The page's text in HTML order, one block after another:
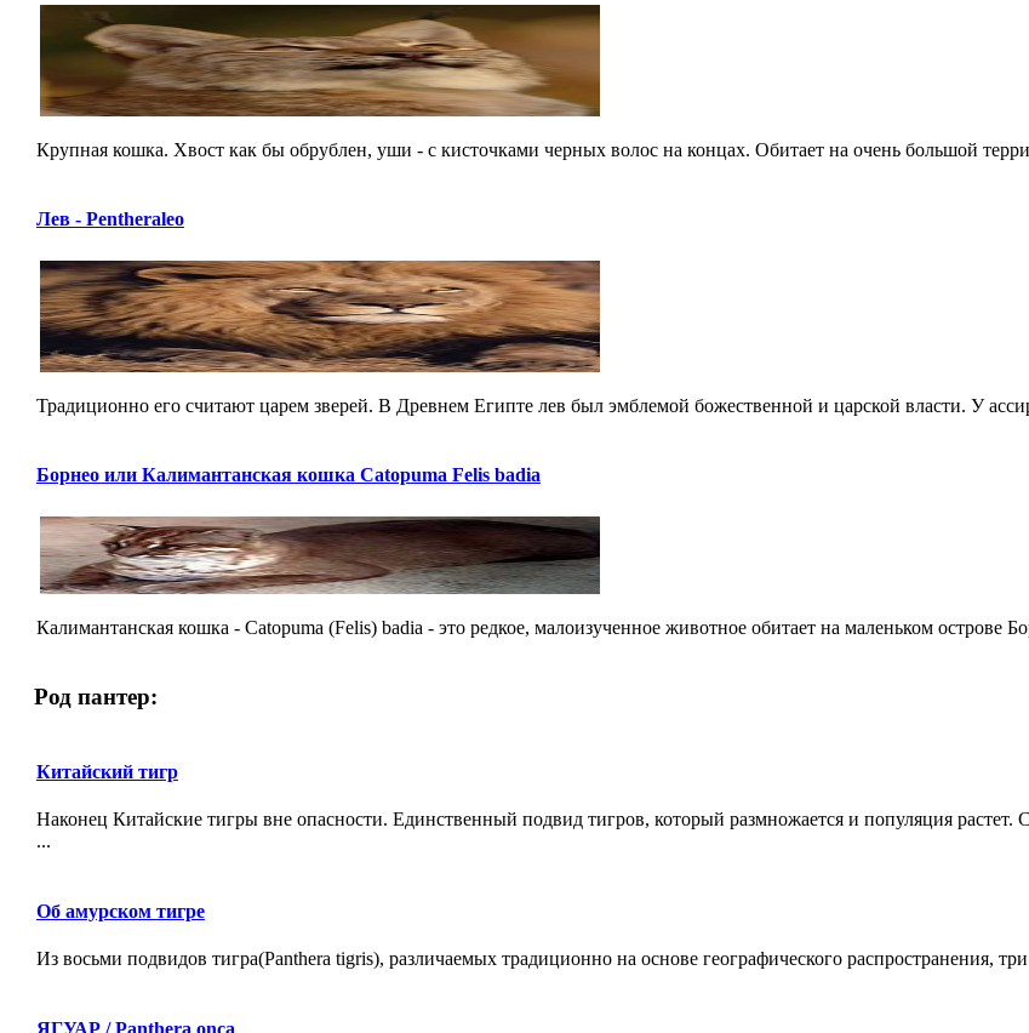
Крупная кошка. Хвост как бы обрублен, уши - с кисточками черных волос на концах. Обитает на очень большой
Лев - Pentheraleo
Традиционно его считают царем зверей. В Древнем Египте лев был эмблемой божественной и царской власти. У
Борнео или Калимантанская кошка Catopuma Felis badia
Калимантанская кошка - Catopuma (Felis) badia - это редкое, малоизученное животное обитает на маленьком острове
Род пантер:
Китайский тигр
Наконец Китайские тигры вне опасности. Единственный подвид тигров, который размножается и популяция
...
Об амурском тигре
Из восьми подвидов тигра(Panthera tigris), различаемых традиционно на основе географического распространения,
ЯГУАР / Panthera onca